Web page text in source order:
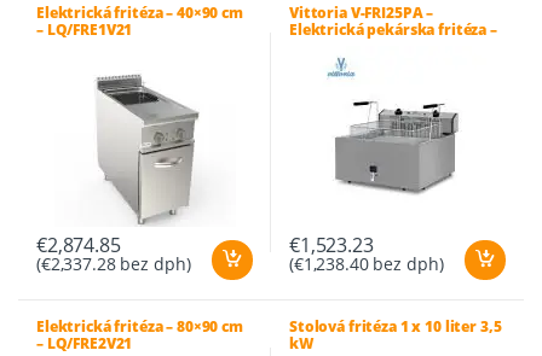
Elektrická fritéza – 40×90 cm
– LQ/FRE1V21
€2,874.85
(€2,337.28bez dph)
Vittoria V-FRI25PA –
Elektrická pekárska fritéza –
€1,523.23
(€1,238.40bez dph)
Elektrická fritéza – 80×90 cm
– LQ/FRE2V21
Stolová fritéza 1 x 10 liter 3,5
kW